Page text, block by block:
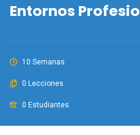
Entornos
10 Semanas
0 Lecciones
0 Estudiantes